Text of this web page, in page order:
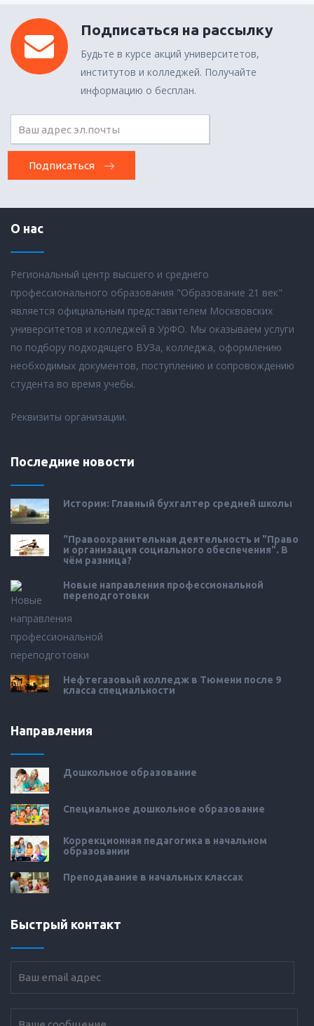
Подписаться на рассылку
Будьте в курсе акций университетов,
институтов и колледжей. Получайте
информацию о бесплан.
Подписаться
О нас
Региональный центр высшего и среднего
профессионального образования "Образование 21 век"
является официальным представителем Москвовских
университетов и колледжей в УрФО. Мы оказываем услуги
по подбору подходящего ВУЗа, колледжа, оформлению
необходимых документов, поступлению и сопровождению
студента во время учебы.
Реквизиты организации.
Последние новости
Истории: Главный бухгалтер средней школы
"Правоохранительная деятельность и "Право
и организация социального обеспечения". В
чём разница?
Новые направления профессиональной
переподготовки
Нефтегазовый колледж в Тюмени после 9
класса специальности
Направления
Дошкольное образование
Специальное дошкольное образование
Коррекционная педагогика в начальном
образовании
Преподавание в начальных классах
Быстрый контакт